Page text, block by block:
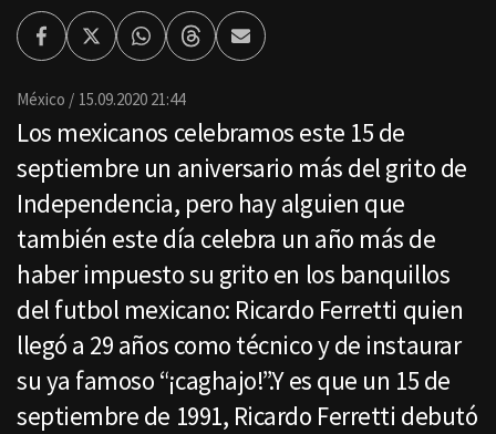
FacebookTwitterWhatsappThreadsEnviar
por
México 15.09.2020 21:44
Los mexicanos celebramos este 15 de
septiembre un aniversario más del grito de
Independencia, pero hay alguien que
también este día celebra un año más de
haber impuesto su grito en los banquillos
del futbol mexicano: Ricardo Ferretti quien
llegó a 29 años como técnico y de instaurar
su ya famoso “¡caghajo!”.Y es que un 15 de
septiembre de 1991, Ricardo Ferretti debutó